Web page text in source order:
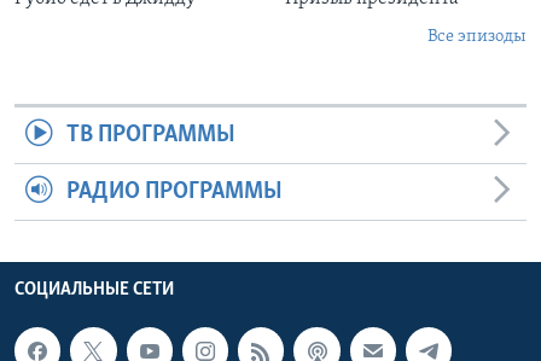
Все эпизоды
ТВ ПРОГРАММЫ
РАДИО ПРОГРАММЫ
СОЦИАЛЬНЫЕ СЕТИ